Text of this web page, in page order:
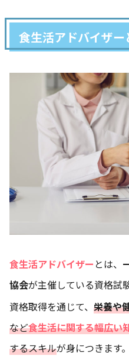
食生活アドバイザー
食生活アドバイザー とは、
協会が主催している資格試
資格取得を通じて、 栄養や
など食生活に関する幅広い
するスキルが身につきます。